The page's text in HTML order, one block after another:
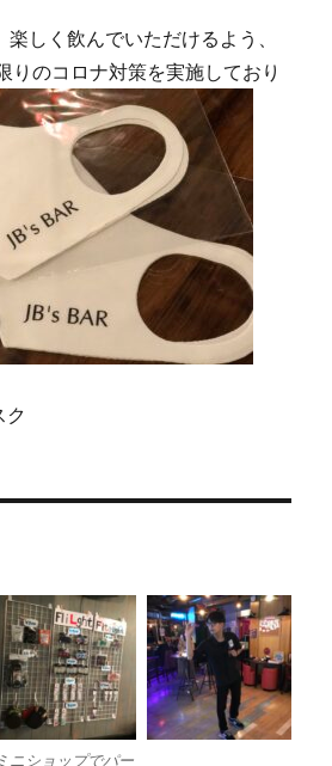
しく飲んでいただけるよう、
りのコロナ対策を実施しており
ク
ニショップでパー